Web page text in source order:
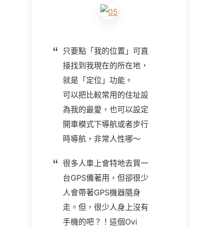
只要點「我的位置」可直
接找到我現在的所在地，
就是「定位」功能。
可以把比較常用的住址設
為我的最愛，也可以設定
開車模式下導航或者步行
時導航，非常人性哪～
很多人車上會特地去買一
台GPS備著用，但卻很少
人會帶著GPS機器隨身
走。但，很少人身上沒有
手機的吧？！這個Ovi